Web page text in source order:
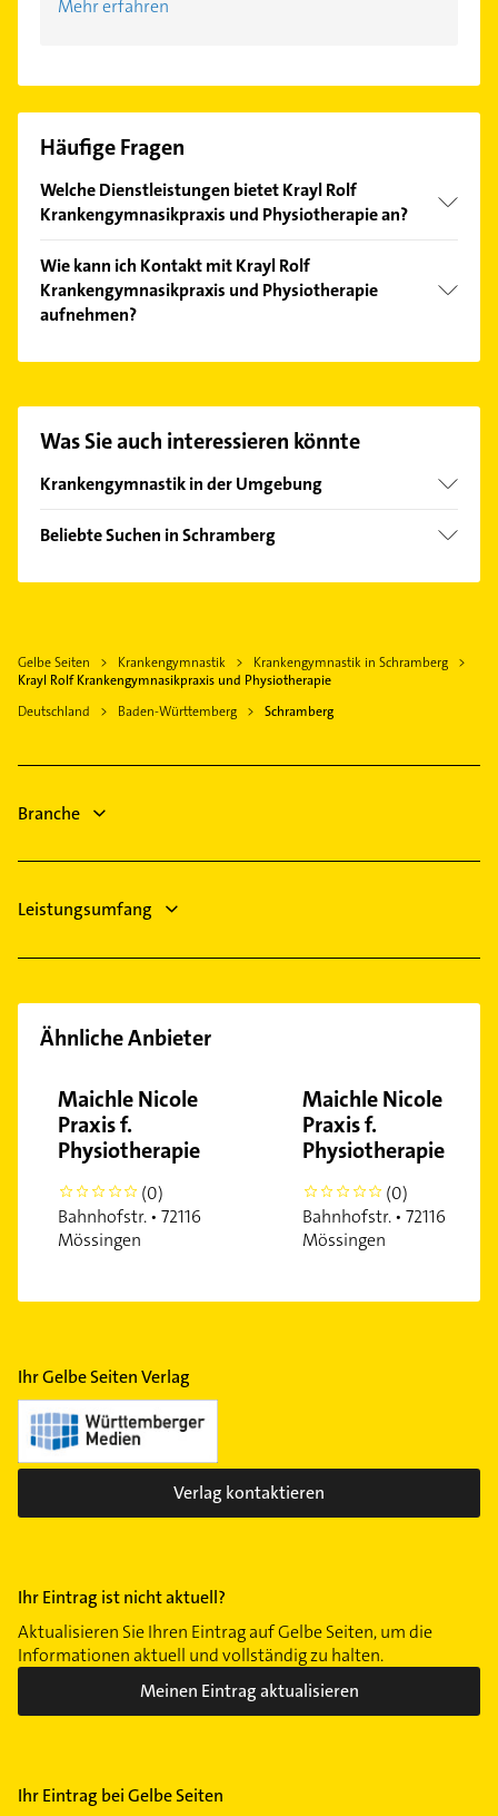
Mehr erfahren
Häufige Fragen
Welche Dienstleistungen bietet Krayl Rolf
Krankengymnasikpraxis und Physiotherapie an?
Lymphdrainage, krankengymnastik, massage,
Fußreflexzonentherapie und Cranio-sacrale-
Therapie.
Wie kann ich Kontakt mit Krayl Rolf
Krankengymnasikpraxis und Physiotherapie
aufnehmen?
unserem Kontaktdaten-Bereich auswählen. Hier
finden Sie alle
Kontaktdaten
Was Sie auch interessieren könnte
Krankengymnastik in der Umgebung
Dunningen
Epfendorf
Zimmern ob Rottweil
Rottweil
Deißlingen
Sankt Georgen im Schwarzwald
Beliebte Suchen in Schramberg
Lüftungsanlagen
Rechtsanwalt
Lackiererei
Maler
Gelbe Seiten Krankengymnastik
Krankengymnastik in Schramberg
Krayl Rolf Krankengymnasikpraxis und Physiotherapie
Deutschland
Baden-Württemberg Schramberg
Branche
Leistungsumfang
Ähnliche Anbieter
Maichle Nicole
Praxis f.
Physiotherapie
0
(0)
Bahnhofstr. • 72116
Mössingen
Maichle Nicole
Praxis f.
Physiotherapie
0
(0)
Bahnhofstr. • 72116
Mössingen
Ihr Gelbe Seiten Verlag
Verlag kontaktieren
Ihr Eintrag ist nicht aktuell?
Aktualisieren Sie Ihren Eintrag auf Gelbe Seiten, um die
Informationen aktuell und vollständig zu halten.
Meinen Eintrag aktualisieren
Ihr Eintrag bei Gelbe Seiten